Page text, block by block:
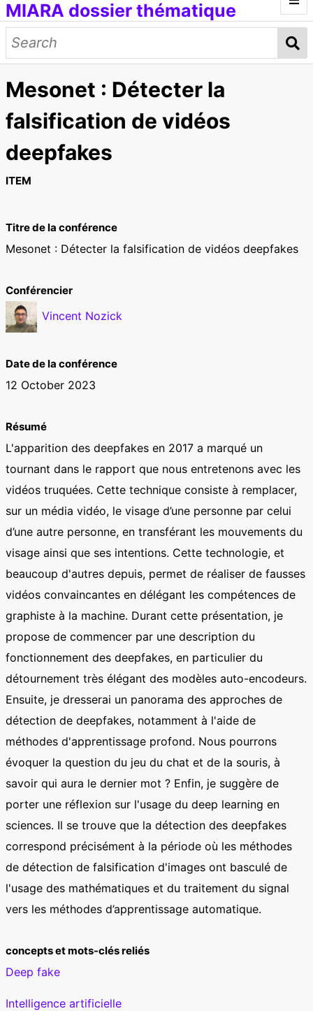
MIARA dossier thématique
Introduction
Œuvres et documents
Modèles d'IA
Données d'entraînement
Concepts
Petit lexique
[ITMAI] Journée d'étude et ateliers
Mesonet : Détecter la
falsification de vidéos
deepfakes
ITEM
Titre de la conférence
Mesonet : Détecter la falsification de vidéos deepfakes
Conférencier
Vincent Nozick
Date de la conférence
12 October 2023
Résumé
L'apparition des deepfakes en 2017 a marqué un
tournant dans le rapport que nous entretenons avec les
vidéos truquées. Cette technique consiste à remplacer,
sur un média vidéo, le visage d’une personne par celui
d’une autre personne, en transférant les mouvements du
visage ainsi que ses intentions. Cette technologie, et
beaucoup d'autres depuis, permet de réaliser de fausses
vidéos convaincantes en délégant les compétences de
graphiste à la machine. Durant cette présentation, je
propose de commencer par une description du
fonctionnement des deepfakes, en particulier du
détournement très élégant des modèles auto-encodeurs.
Ensuite, je dresserai un panorama des approches de
détection de deepfakes, notamment à l'aide de
méthodes d'apprentissage profond. Nous pourrons
évoquer la question du jeu du chat et de la souris, à
savoir qui aura le dernier mot ? Enfin, je suggère de
porter une réflexion sur l'usage du deep learning en
sciences. Il se trouve que la détection des deepfakes
correspond précisément à la période où les méthodes
de détection de falsification d'images ont basculé de
l'usage des mathématiques et du traitement du signal
vers les méthodes d’apprentissage automatique.
concepts et mots-clés reliés
Deep fake
Intelligence artificielle